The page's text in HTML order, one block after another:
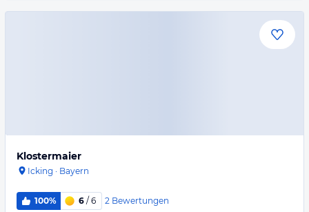
Klostermaier
Icking · Bayern
100% 6 / 6 2 Bewertungen